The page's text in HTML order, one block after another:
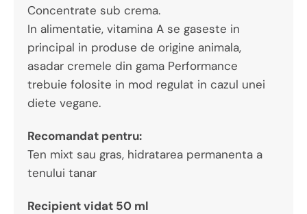
Concentrate sub crema.
In alimentatie, vitamina A se gaseste in
principal in produse de origine animala,
asadar cremele din gama Performance
trebuie folosite in mod regulat in cazul unei
diete vegane.
Recomandat pentru:
Ten mixt sau gras, hidratarea permanenta a
tenului tanar
Recipient vidat 50 ml